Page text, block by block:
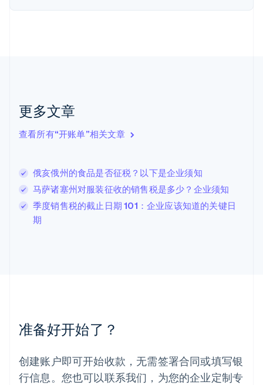
更多文章
查看所有“开账单”相关文章
俄亥俄州的食品是否征税？以下是企业须知
马萨诸塞州对服装征收的销售税是多少？企业须知
季度销售税的截止日期 101：企业应该知道的关键日
期
准备好开始了？
创建账户即可开始收款，无需签署合同或填写银
行信息。您也可以联系我们，为您的企业定制专
芬兰
克罗地亚
EnglishItaliano
拉脱维亚
English
列支敦士登
DeutschEnglish
卢森堡
FrançaisDeutschEnglish
罗马尼亚
墨西哥
EspañolEnglish
English
葡萄牙
PortuguêsEnglish